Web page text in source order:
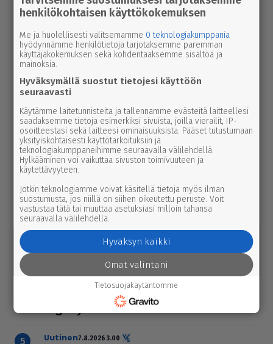
Luetuimmat
Tänään Kuukausi
urheilu 7.8.2026 14.00
Janne Ojala näkee Parkanon ase­man­
seu­dussa mah­dol­li­suu­den ravi- ja
tapah­tu­ma­kes­kuk­selle
uutinen8.8.2026 2.55
Syyttäjä ei nosta syytettä Parkanon
kal­ja­ko­hussa – luo­tet­ta­vaa kuvaa
tapah­tu­mien kulusta ei syntynyt
uutinen8.8.2026 3.00
Pie­no­sak­kai­den yhteis­työtä tarvitaan
edelleen Lep­pä­kos­kessa, tuumivat
Jukka Vesanto ja Esa Talonen
mielipide8.8.2026 2.40
Koti-kylä-raja | Parkanon ener­gi­ast­ra­
te­gi­a­työ osui oikeaan aikaan
uutinen7.8.2026 3.00
henkilökohtaisen käyttökokemuksen
Me ja huolellisesti valitsemamme 0 teknologiakumppania
hyödynnämme henkilötietoja tarjotaksemme paremman
käyttäjäkokemuksen sekä kohdentaaksemme sisältöä ja
mainoksia.
Hyväksymällä suostut tietojesi käyttöön
seuraavasti
Käytämme laitetunnisteita ja tallennamme evästeitä laitteellesi
saadaksemme tietoja esimerkiksi sivuista, joilla vierailit, IP-
osoitteestasi sekä laitteesi ominaisuuksista. Pääset tutustumaan
yksityiskohtaisesti käyttötarkoituksiin ja
teknologiakumppaneihimme seuraavalla välilehdellä.
Hylkääminen voi vaikuttaa sivuston toimivuuteen ja
käytettävyyteen.
Jotkin teknologiamme voivat käsitellä tietoja myös ilman
suostumusta, jos niillä on siihen oikeutettu peruste. Voit
vastustaa tätä tai muuttaa asetuksiasi milloin tahansa
seuraavalla välilehdellä.
Hyväksyn kaikki
Omat valintani
Tietosuojakäytäntömme